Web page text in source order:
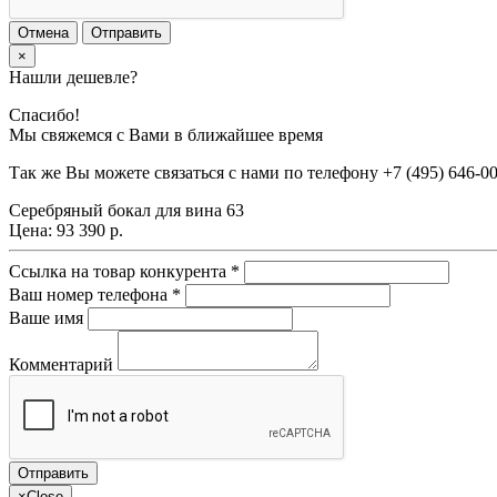
Отмена
Отправить
×
Нашли дешевле?
Спасибо!
Мы свяжемся с Вами в ближайшее время
Так же Вы можете связаться с нами по телефону +7 (495) 646-
Серебряный бокал для вина 63
Цена: 93 390 р.
Ссылка на товар конкурента *
Ваш номер телефона *
Ваше имя
Комментарий